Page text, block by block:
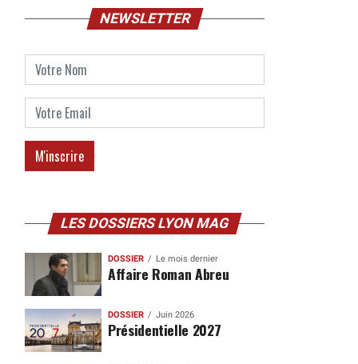
NEWSLETTER
LES DOSSIERS LYON MAG
DOSSIER Le mois dernier
Affaire Roman Abreu
DOSSIER Juin 2026
Présidentielle 2027